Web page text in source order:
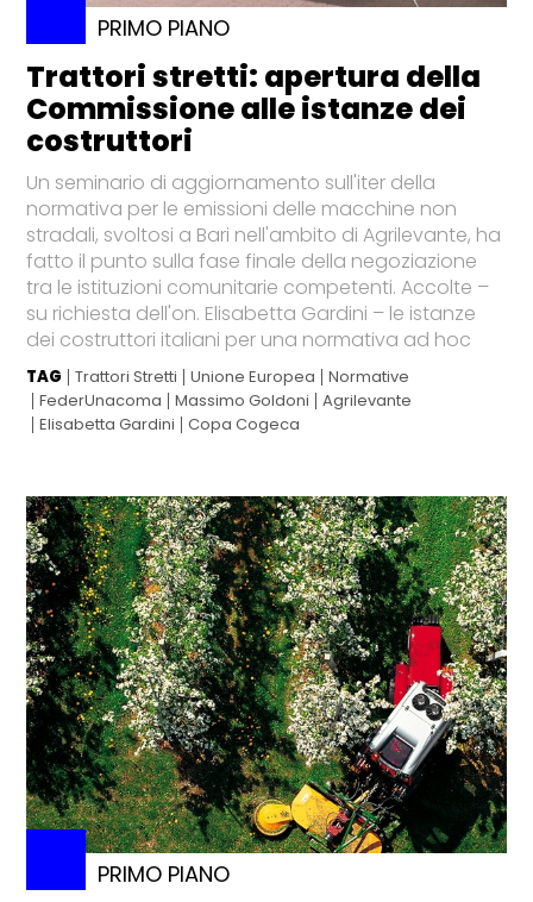
PRIMO PIANO
Trattori stretti: apertura della
Commissione alle istanze dei
costruttori
Un seminario di aggiornamento sull'iter della
normativa per le emissioni delle macchine non
stradali, svoltosi a Bari nell'ambito di Agrilevante, ha
fatto il punto sulla fase finale della negoziazione
tra le istituzioni comunitarie competenti. Accolte –
su richiesta dell'on. Elisabetta Gardini – le istanze
dei costruttori italiani per una normativa ad hoc
TAG Trattori Stretti Unione Europea
Normative
FederUnacoma
Massimo Goldoni
Agrilevante
Elisabetta Gardini
Copa Cogeca
PRIMO PIANO